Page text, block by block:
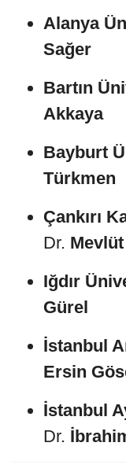
Alanya
Sağer
Bartın
Akkaya
Bayburt
Türkmen
Çankırı
Dr.
Iğdır
Gürel
İstanbul
Ersin
İstanbul
Dr.